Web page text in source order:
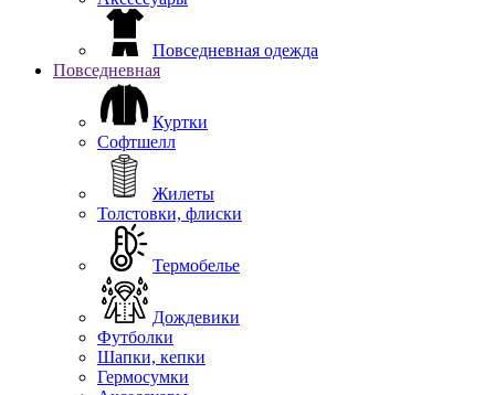
Повседневная одежда
Повседневная
Куртки
Софтшелл
Жилеты
Толстовки, флиски
Термобелье
Дождевики
Футболки
Шапки, кепки
Гермосумки